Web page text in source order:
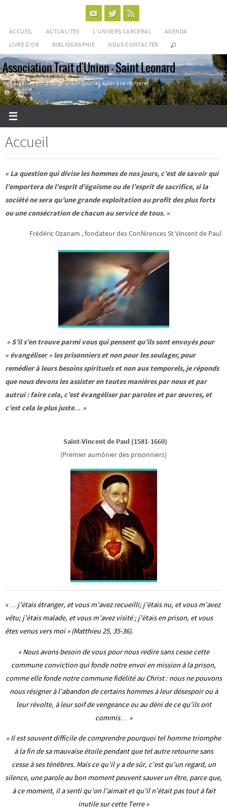
contenu
ACCUEIL ACTUALITÉS L’UNIVERS CARCERAL
AGENDA
LIVRE D’OR
BIBLIOGRAPHIE NOUS CONTACTER
Association Trait d'Union - Saint Leonard
Héberger les sortants de prison pour les aider à se réinsérer ...
Accueil
« La question qui divise les hommes de nos jours, c’est de savoir qui
l’emportera de l’esprit d’égoïsme ou de l’esprit de sacrifice, si la
société ne sera qu’une grande exploitation au profit des plus forts
ou une consécration de chacun au service de tous. »
Frédéric Ozanam , fondateur des Conférences St Vincent de Paul
» S’il s’en trouve parmi vous qui pensent qu’ils sont envoyés pour
« évangéliser » les prisonniers et non pour les soulager, pour
remédier à leurs besoins spirituels et non aux temporels, je réponds
que nous devons les assister en toutes manières par nous et par
autrui : faire cela, c’est évangéliser par paroles et par œuvres, et
c’est cela le plus juste… »
Saint-Vincent de Paul (1581-1660)
(Premier aumônier des prisonniers)
« … j’étais étranger, et vous m’avez recueilli; j’étais nu, et vous m’avez
vêtu; j’étais malade, et vous m’avez visité ; j’étais en prison, et vous
êtes venus vers moi » (Matthieu 25, 35-36).
« Nous avons besoin de vous pour nous redire sans cesse cette
commune conviction qui fonde notre envoi en mission à la prison,
comme elle fonde notre commune fidélité au Christ : nous ne pouvons
nous résigner à l’abandon de certains hommes à leur désespoir ou à
leur révolte, à leur soif de vengeance ou au déni de ce qu’ils ont
commis… »
« Il est souvent difficile de comprendre pourquoi tel homme triomphe
à la fin de sa mauvaise étoile pendant que tel autre retourne sans
cesse à ses ténèbres. Mais ce qu’il y a de sûr, c’est qu’un regard, un
silence, une parole au bon moment peuvent sauver un être, parce que,
à ce moment, il a senti qu’on l’aimait et qu’il n’était pas tout à fait
inutile sur cette Terre »